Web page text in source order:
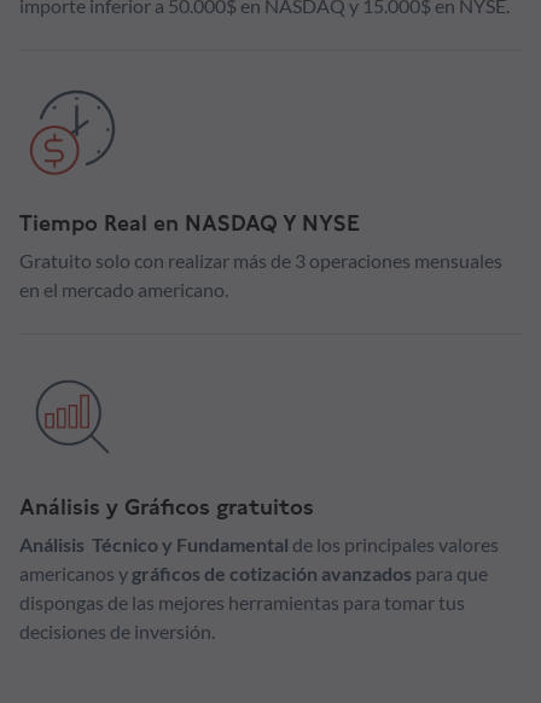
importe inferior a 50.000$ en NASDAQ y 15.000$ en NYSE.
Tiempo Real en NASDAQ Y NYSE
Gratuito solo con realizar más de 3 operaciones mensuales
en el mercado americano.
Análisis y Gráficos gratuitos
Análisis Técnico y Fundamental de los principales valores
americanos y gráficos de cotización avanzados para que
dispongas de las mejores herramientas para tomar tus
decisiones de inversión.